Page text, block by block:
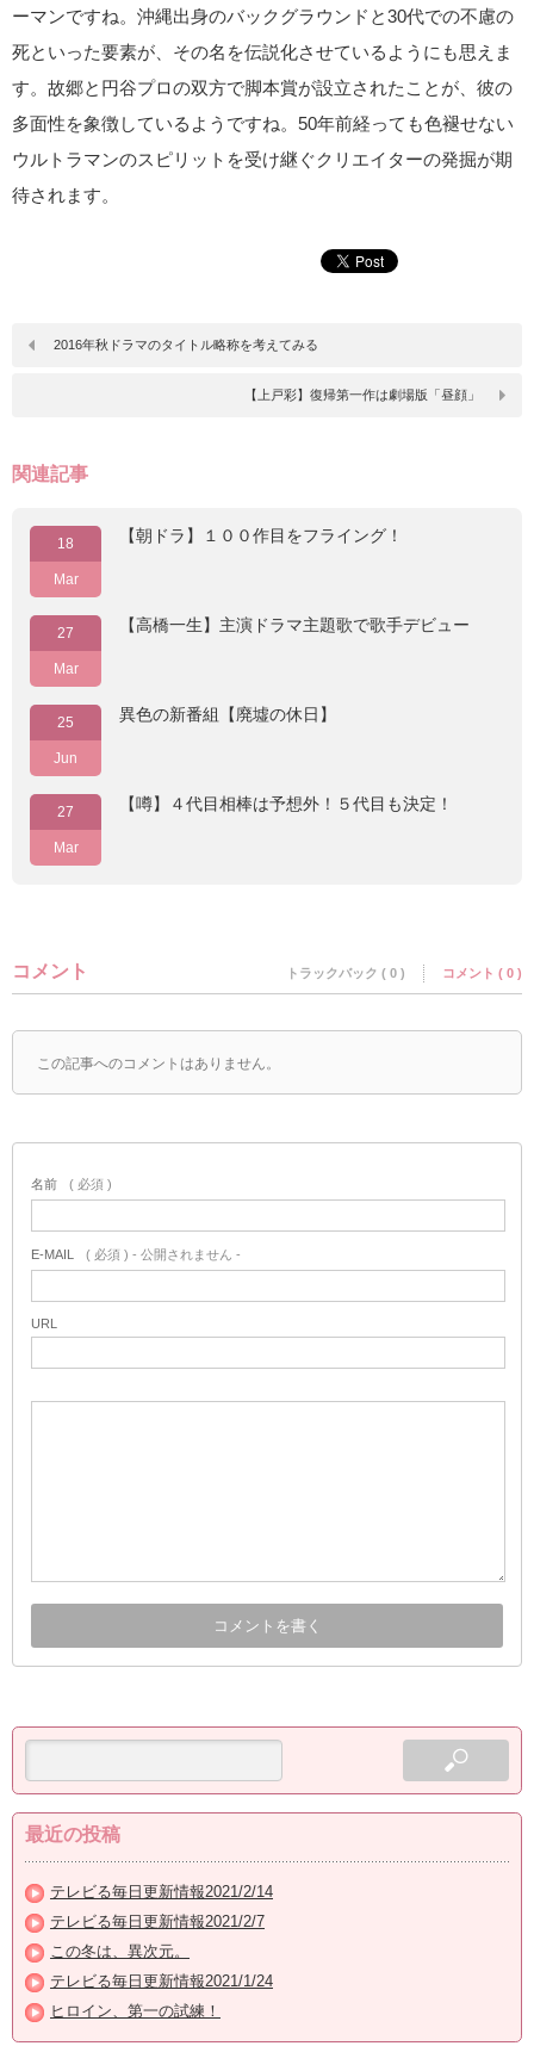
ーマンですね。沖縄出身のバックグラウンドと30代での不慮の
死といった要素が、その名を伝説化させているようにも思えま
す。故郷と円谷プロの双方で脚本賞が設立されたことが、彼の
多面性を象徴しているようですね。50年前経っても色褪せない
ウルトラマンのスピリットを受け継ぐクリエイターの発掘が期
待されます。
2016年秋ドラマのタイトル略称を考えてみる
【上戸彩】復帰第一作は劇場版「昼顔」
関連記事
18
Mar
【朝ドラ】１００作目をフライング！
27
Mar
【高橋一生】主演ドラマ主題歌で歌手デビュー
25
Jun
異色の新番組【廃墟の休日】
27
Mar
【噂】４代目相棒は予想外！５代目も決定！
コメント トラックバック ( 0 ) コメント ( 0 )
この記事へのコメントはありません。
名前 ( 必須 )
E-MAIL ( 必須 ) - 公開されません -
URL
最近の投稿
テレビる毎日更新情報2021/2/14
テレビる毎日更新情報2021/2/7
この冬は、異次元。
テレビる毎日更新情報2021/1/24
ヒロイン、第一の試練！